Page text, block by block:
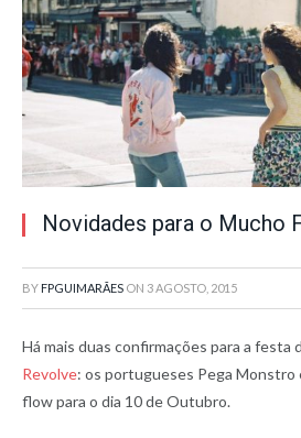
Novidades para o Mucho
BY FPGUIMARÃES ON 3 AGOSTO, 2015
Há mais duas confirmações para a festa
Revolve: os portugueses Pega Monstro
flow para o dia 10 de Outubro.